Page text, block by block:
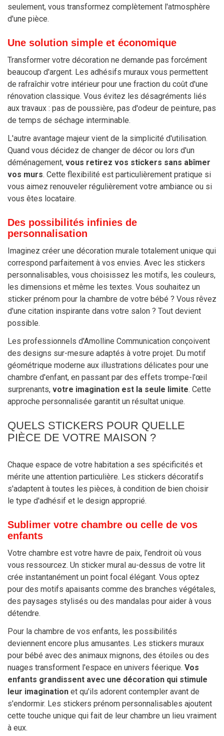
seulement, vous transformez complètement l'atmosphère
d'une pièce.
Une solution simple et économique
Transformer votre décoration ne demande pas forcément
beaucoup d'argent. Les adhésifs muraux vous permettent
de rafraîchir votre intérieur pour une fraction du coût d'une
rénovation classique. Vous évitez les désagréments liés
aux travaux : pas de poussière, pas d'odeur de peinture, pas
de temps de séchage interminable.
L'autre avantage majeur vient de la simplicité d'utilisation.
Quand vous décidez de changer de décor ou lors d'un
déménagement, vous retirez vos stickers sans abîmer
vos murs. Cette flexibilité est particulièrement pratique si
vous aimez renouveler régulièrement votre ambiance ou si
vous êtes locataire.
Des possibilités infinies de
personnalisation
Imaginez créer une décoration murale totalement unique qui
correspond parfaitement à vos envies. Avec les stickers
personnalisables, vous choisissez les motifs, les couleurs,
les dimensions et même les textes. Vous souhaitez un
sticker prénom pour la chambre de votre bébé ? Vous rêvez
d'une citation inspirante dans votre salon ? Tout devient
possible.
Les professionnels d'Amolline Communication conçoivent
des designs sur-mesure adaptés à votre projet. Du motif
géométrique moderne aux illustrations délicates pour une
chambre d'enfant, en passant par des effets trompe-l'œil
surprenants, votre imagination est la seule limite. Cette
approche personnalisée garantit un résultat unique.
QUELS STICKERS POUR QUELLE
PIÈCE DE VOTRE MAISON ?
Chaque espace de votre habitation a ses spécificités et
mérite une attention particulière. Les stickers décoratifs
s'adaptent à toutes les pièces, à condition de bien choisir
le type d'adhésif et le design approprié.
Sublimer votre chambre ou celle de vos
enfants
Votre chambre est votre havre de paix, l'endroit où vous
vous ressourcez. Un sticker mural au-dessus de votre lit
crée instantanément un point focal élégant. Vous optez
pour des motifs apaisants comme des branches végétales,
des paysages stylisés ou des mandalas pour aider à vous
détendre.
Pour la chambre de vos enfants, les possibilités
deviennent encore plus amusantes. Les stickers muraux
pour bébé avec des animaux mignons, des étoiles ou des
nuages transforment l'espace en univers féerique. Vos
enfants grandissent avec une décoration qui stimule
leur imagination et qu'ils adorent contempler avant de
s'endormir. Les stickers prénom personnalisables ajoutent
cette touche unique qui fait de leur chambre un lieu vraiment
à eux.